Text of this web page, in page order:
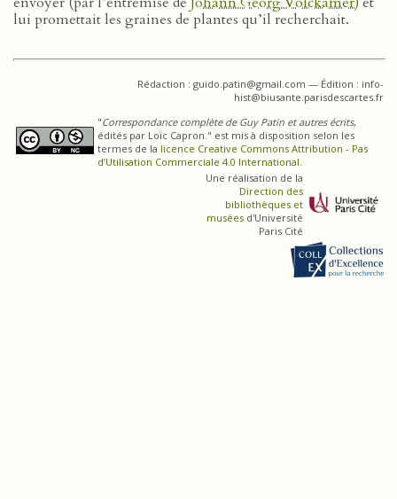
lui promettait les graines de plantes qu’il recherchait.
Rédaction : guido.patin@gmail.com — Édition : info-
hist@biusante.parisdescartes.fr
"Correspondance complète de Guy Patin et autres écrits,
édités par Loïc Capron." est mis à disposition selon les
termes de la licence Creative Commons Attribution - Pas
d’Utilisation Commerciale 4.0 International.
Une réalisation de la
Direction des
bibliothèques et
muséesd'Université
Paris Cité